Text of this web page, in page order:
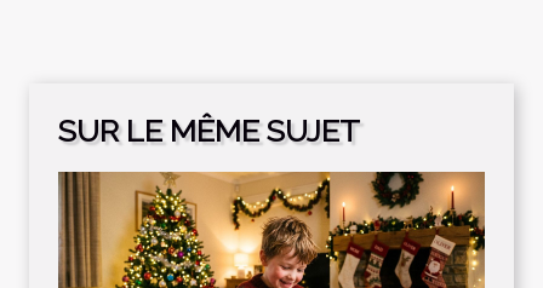
SUR LE MÊME SUJET